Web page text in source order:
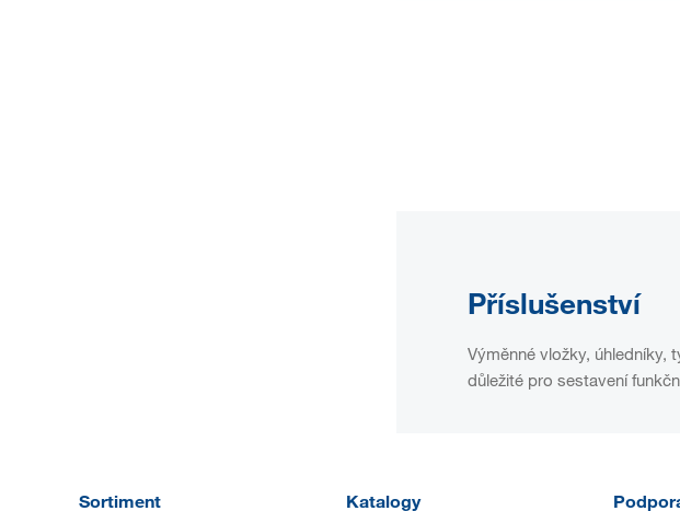
Příslušenství
Výměnné vložky,
důležité pro sestavení
Sortiment Katalogy